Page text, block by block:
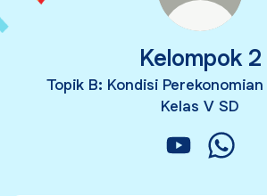
Kelompok 2
Topik B: Kondisi
Kelas V SD